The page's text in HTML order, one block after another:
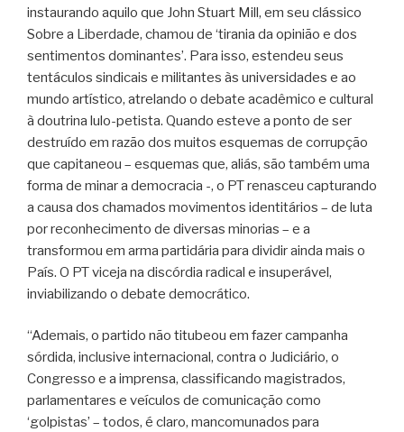
instaurando aquilo que John Stuart Mill, em seu clássico
Sobre a Liberdade, chamou de ‘tirania da opinião e dos
sentimentos dominantes’. Para isso, estendeu seus
tentáculos sindicais e militantes às universidades e ao
mundo artístico, atrelando o debate acadêmico e cultural
à doutrina lulo-petista. Quando esteve a ponto de ser
destruído em razão dos muitos esquemas de corrupção
que capitaneou – esquemas que, aliás, são também uma
forma de minar a democracia -, o PT renasceu capturando
a causa dos chamados movimentos identitários – de luta
por reconhecimento de diversas minorias – e a
transformou em arma partidária para dividir ainda mais o
País. O PT viceja na discórdia radical e insuperável,
inviabilizando o debate democrático.
“Ademais, o partido não titubeou em fazer campanha
sórdida, inclusive internacional, contra o Judiciário, o
Congresso e a imprensa, classificando magistrados,
parlamentares e veículos de comunicação como
‘golpistas’ – todos, é claro, mancomunados para